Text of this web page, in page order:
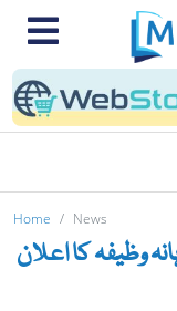
Home News
وظیفہ کا اعلان